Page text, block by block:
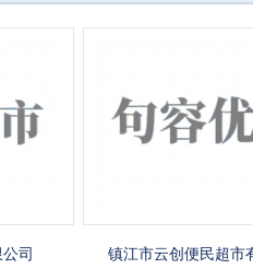
镇江市云创便民超市有限